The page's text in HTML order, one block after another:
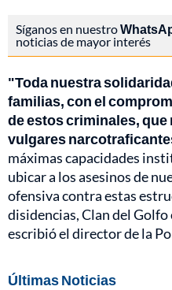
Síganos en nuestro
noticias de mayor interés
"Toda nuestra
familias, con el
de estos criminales, que
vulgares
máximas capacidades
ubicar a los asesinos de
ofensiva contra estas
disidencias, Clan del
escribió el director de la
Últimas Noticias